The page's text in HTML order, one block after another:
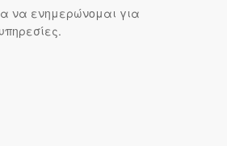
να ενημερώνομαι για